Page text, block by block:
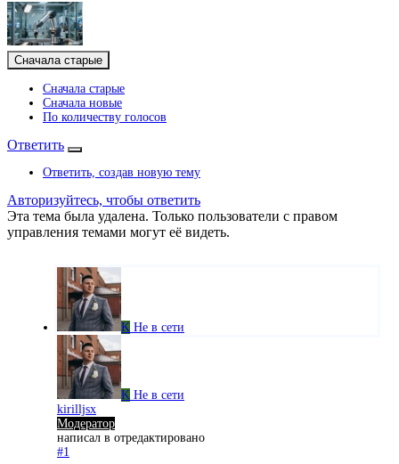
Сначала старые
Сначала старые
Сначала новые
По количеству голосов
Ответить
Ответить, создав новую тему
Авторизуйтесь, чтобы ответить
Эта тема была удалена. Только пользователи с правом
управления темами могут её видеть.
K Не в сети
K Не в сети
kirilljsx
Модератор
написал в отредактировано
#1